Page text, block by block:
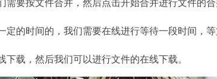
要按文件合并，然后点击开始合并进行文件的合
的时间的，我们需要在线进行等待一段时间，等
载，然后我们可以进行文件的在线下载。